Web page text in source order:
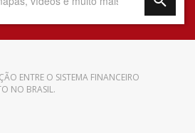
ENTRE O SISTEMA FINANCEIRO
NO BRASIL.